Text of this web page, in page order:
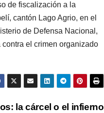
de fiscalización a la
cantón Lago Agrio, en el
de Defensa Nacional,
el crimen organizado
la cárcel o el infierno